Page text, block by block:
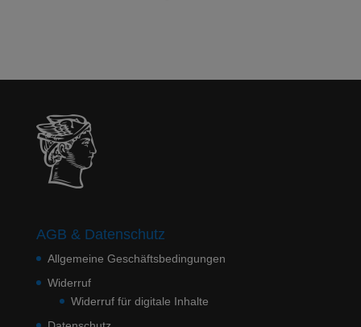
AGB & Datenschutz
Allgemeine Geschäftsbedingungen
Widerruf
Widerruf für digitale Inhalte